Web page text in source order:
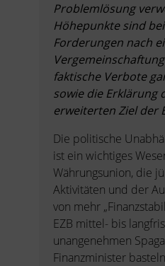
Problemlösung
Höhepunkte sind
Forderungen nach
faktische Verbote
sowie die Erklärung
erweiterten Ziel der
Die politische
ist ein wichtiges
Währungsunion, die
Aktivitäten und der
von mehr
EZB mittel- bis
unangenehmen
Finanzminister